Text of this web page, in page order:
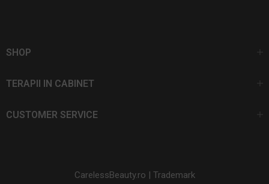
SHOP
TERAPII IN CABINET
CUSTOMER SERVICE
CarelessBeauty.ro | Trademark